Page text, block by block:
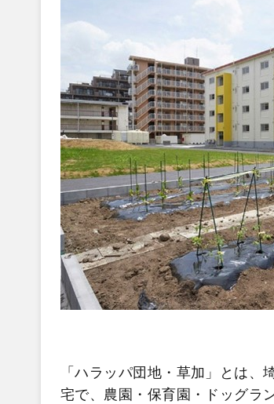
「ハラッパ団地・草加」とは
宅で、農園・保育園・ドッグラ